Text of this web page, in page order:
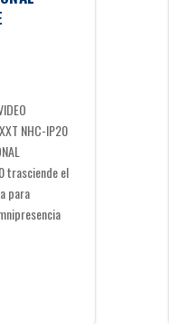
NHC-IP20
trasciende el
para